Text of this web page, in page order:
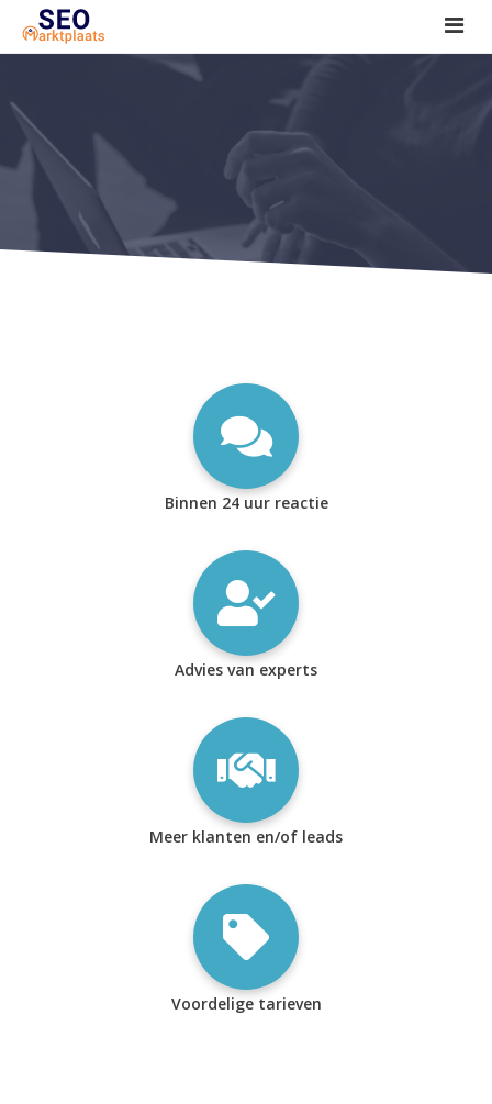
SEO tools reviews
Marketeer bij jou in de buurt?
Offerte
1. Seo voor beginners +
2. Onderzoeken +
Binnen 24 uur reactie
Advies van experts
Meer klanten en/of leads
Voordelige tarieven